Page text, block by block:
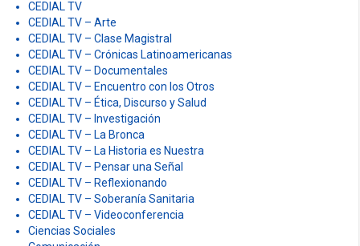
CEDIAL TV
CEDIAL TV – Arte
CEDIAL TV – Clase Magistral
CEDIAL TV – Crónicas Latinoamericanas
CEDIAL TV – Documentales
CEDIAL TV – Encuentro con los Otros
CEDIAL TV – Ética, Discurso y Salud
CEDIAL TV – Investigación
CEDIAL TV – La Bronca
CEDIAL TV – La Historia es Nuestra
CEDIAL TV – Pensar una Señal
CEDIAL TV – Reflexionando
CEDIAL TV – Soberanía Sanitaria
CEDIAL TV – Videoconferencia
Ciencias Sociales